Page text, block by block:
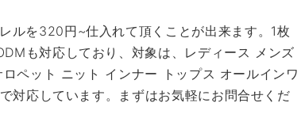
ルを320円~仕入れて頂くことが出来ます。1枚
も対応しており、対象は、レディース メンズ
ペット ニット インナー トップス オールインワ
対応しています。まずはお気軽にお問合せくだ